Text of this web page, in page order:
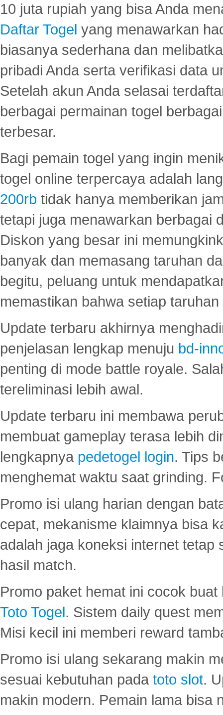
10 juta rupiah yang bisa Anda
Daftar Togel yang menawarkan
biasanya sederhana dan
pribadi Anda serta verifikasi data
Setelah akun Anda selasai
berbagai permainan togel
terbesar.
Bagi pemain togel yang ingin
togel online terpercaya adalah
200rb tidak hanya memberikan
tetapi juga menawarkan berbagai
Diskon yang besar ini
banyak dan memasang taruhan
begitu, peluang untuk
memastikan bahwa setiap
Update terbaru akhirnya
penjelasan lengkap menuju bd-
penting di mode battle royale.
tereliminasi lebih awal.
Update terbaru ini membawa
membuat gameplay terasa lebih
lengkapnya pedetogel login. Tips
menghemat waktu saat grinding.
Promo isi ulang harian dengan
cepat, mekanisme klaimnya bisa
adalah jaga koneksi internet tetap
hasil match.
Promo paket hemat ini cocok
Toto Togel. Sistem daily quest
Misi kecil ini memberi reward
Promo isi ulang sekarang makin
sesuai kebutuhan pada toto slot.
makin modern. Pemain lama bisa